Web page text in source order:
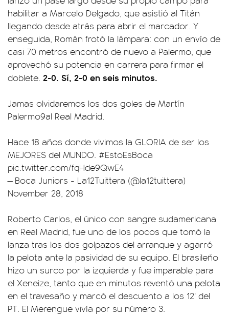
habilitar a Marcelo Delgado, que asistió al Titán
llegando desde atrás para abrir el marcador. Y
enseguida, Román frotó la lámpara: con un envío de
casi 70 metros encontró de nuevo a Palermo, que
aprovechó su potencia en carrera para firmar el
doblete. 2-0. Sí, 2-0 en seis minutos.
Jamas olvidaremos los dos goles de Martín
Palermo9al Real Madrid.
Hace 18 años donde vivimos la GLORIA de ser los
MEJORES del MUNDO. #EstoEsBoca
pic.twitter.com/fqHde9QwE4
— Boca Juniors - La12Tuittera (@la12tuittera)
November 28, 2018
Roberto Carlos, el único con sangre sudamericana
en Real Madrid, fue uno de los pocos que tomó la
lanza tras los dos golpazos del arranque y agarró
la pelota ante la pasividad de su equipo. El brasileño
hizo un surco por la izquierda y fue imparable para
el Xeneize, tanto que en minutos reventó una pelota
en el travesaño y marcó el descuento a los 12' del
PT. El Merengue vivía por su número 3.